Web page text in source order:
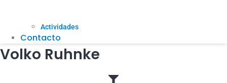
Actividades
Contacto
Volko Ruhnke